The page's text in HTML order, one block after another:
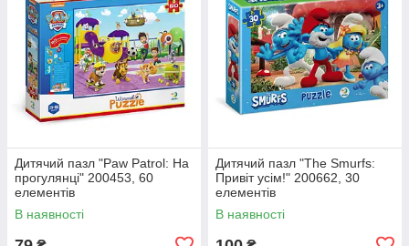
Дитячий пазл "Paw Patrol: На
прогулянці" 200453, 60
елементів
В наявності
Дитячий пазл "The Smurfs:
Привіт усім!" 200662, 30
елементів
В наявності